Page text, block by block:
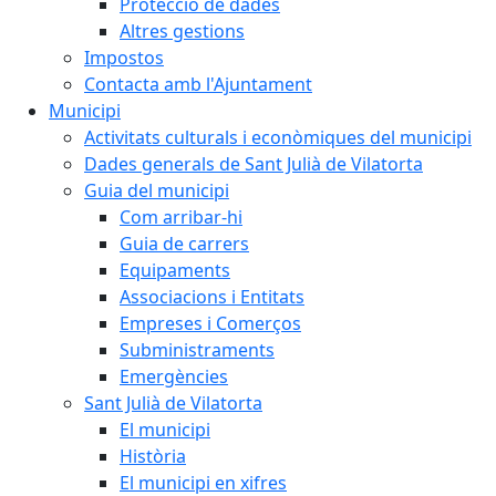
Altres gestions
Impostos
Contacta amb l'Ajuntament
Municipi
Activitats culturals i econòmiques del municipi
Dades generals de Sant Julià de Vilatorta
Guia del municipi
Com arribar-hi
Guia de carrers
Equipaments
Associacions i Entitats
Empreses i Comerços
Subministraments
Emergències
Sant Julià de Vilatorta
El municipi
Història
El municipi en xifres